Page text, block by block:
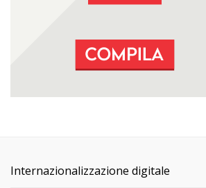
Internazionalizzazione digitale